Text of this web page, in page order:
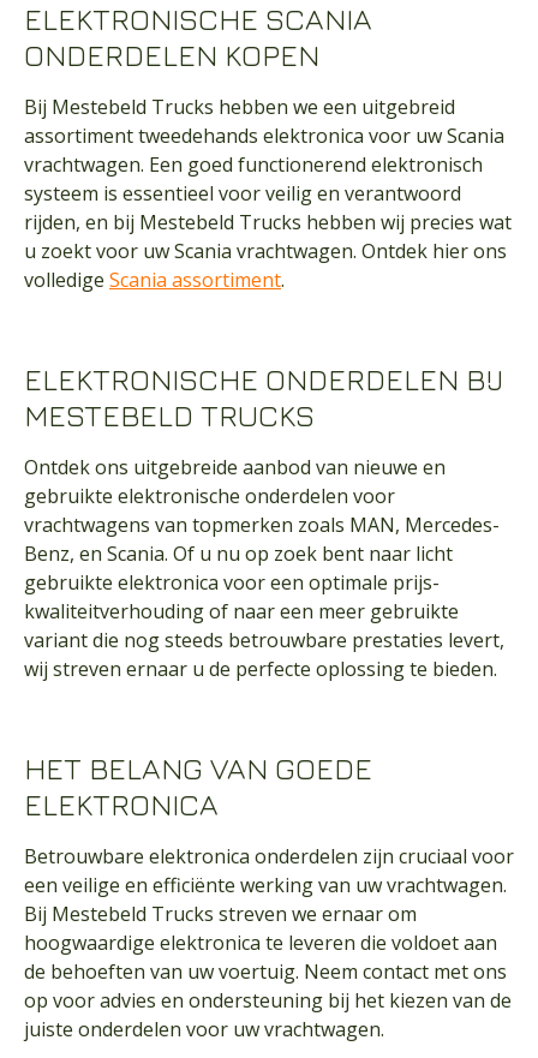
ELEKTRONISCHE SCANIA
ONDERDELEN KOPEN
Bij Mestebeld Trucks hebben we een uitgebreid
assortiment tweedehands elektronica voor uw Scania
vrachtwagen. Een goed functionerend elektronisch
systeem is essentieel voor veilig en verantwoord
rijden, en bij Mestebeld Trucks hebben wij precies wat
u zoekt voor uw Scania vrachtwagen. Ontdek hier ons
volledige Scania assortiment.
ELEKTRONISCHE ONDERDELEN BIJ
MESTEBELD TRUCKS
Ontdek ons uitgebreide aanbod van nieuwe en
gebruikte elektronische onderdelen voor
vrachtwagens van topmerken zoals MAN, Mercedes-
Benz, en Scania. Of u nu op zoek bent naar licht
gebruikte elektronica voor een optimale prijs-
kwaliteitverhouding of naar een meer gebruikte
variant die nog steeds betrouwbare prestaties levert,
wij streven ernaar u de perfecte oplossing te bieden.
HET BELANG VAN GOEDE
ELEKTRONICA
Betrouwbare elektronica onderdelen zijn cruciaal voor
een veilige en efficiënte werking van uw vrachtwagen.
Bij Mestebeld Trucks streven we ernaar om
hoogwaardige elektronica te leveren die voldoet aan
de behoeften van uw voertuig. Neem contact met ons
op voor advies en ondersteuning bij het kiezen van de
juiste onderdelen voor uw vrachtwagen.